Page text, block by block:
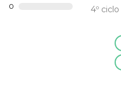
0
4º ciclo